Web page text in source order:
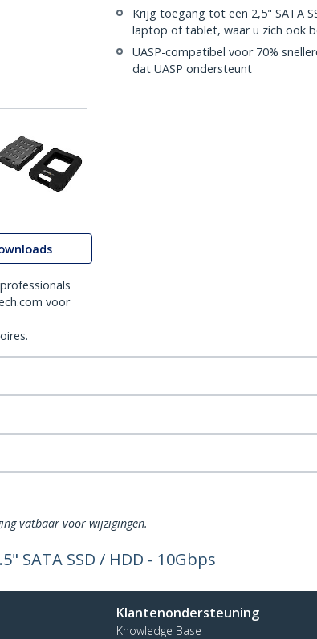
voor
Krijg toegang tot een 2,5" SATA
laptop of tablet, waar u zich ook
UASP-compatibel voor 70%
dat UASP ondersteunt
vatbaar voor wijzigingen.
SATA SSD / HDD - 10Gbps
Klantenondersteuning
Knowledge Base